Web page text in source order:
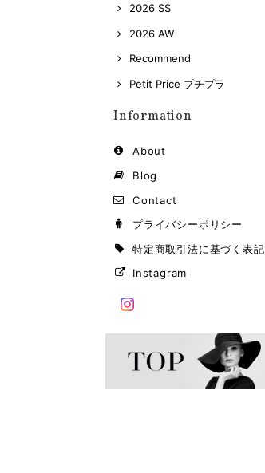
2026 SS
2026 AW
Recommend
Petit Price プチプラ
Information
About
Blog
Contact
プライバシーポリシー
特定商取引法に基づく表記
Instagram